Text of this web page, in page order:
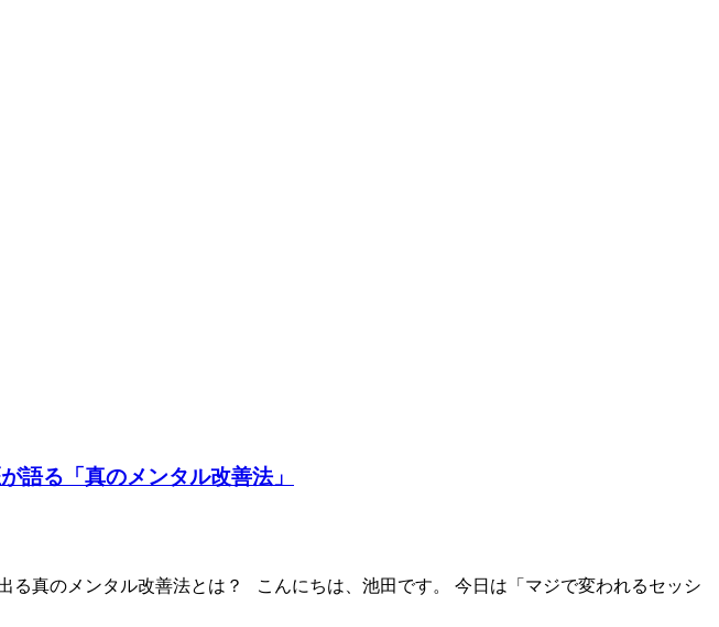
語る「真のメンタル改善法」
真のメンタル改善法とは？ こんにちは、池田です。 今日は「マジで変われるセッシ